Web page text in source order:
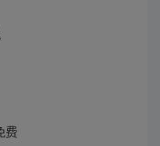
费